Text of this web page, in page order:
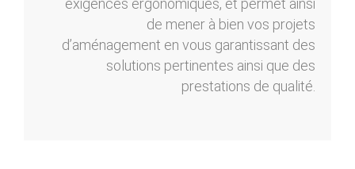
exigences ergonomiques, et permet ainsi
de mener à bien vos projets
d’aménagement en vous garantissant des
solutions pertinentes ainsi que des
prestations de qualité.